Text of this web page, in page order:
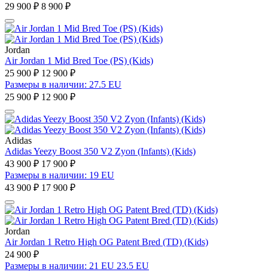
29 900 ₽ 8 900 ₽
Jordan
Air Jordan 1 Mid Bred Toe (PS) (Kids)
25 900 ₽ 12 900 ₽
Размеры в наличии: 27.5 EU
25 900 ₽ 12 900 ₽
Adidas
Adidas Yeezy Boost 350 V2 Zyon (Infants) (Kids)
43 900 ₽ 17 900 ₽
Размеры в наличии: 19 EU
43 900 ₽ 17 900 ₽
Jordan
Air Jordan 1 Retro High OG Patent Bred (TD) (Kids)
24 900 ₽
Размеры в наличии: 21 EU 23.5 EU